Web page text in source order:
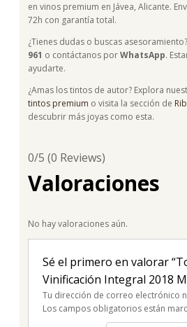
en vinos premium en Jávea, Alicante.
72h con garantía total.
¿Tienes dudas o buscas
961 o contáctanos porWhatsApp.
ayudarte.
¿Amas los tintos de autor? Explora
tintos premium o visita la sección de
descubrir más joyas como esta.
0/5 (0 Reviews)
Valoraciones
No hay valoraciones aún.
Sé el primero en valorar
Vinificación Integral 2018
Tu dirección de correo electrónico
Los campos obligatorios están